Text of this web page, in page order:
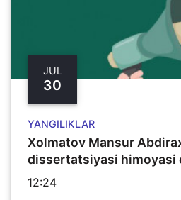
JUL
30
YANGILIKLAR
Xolmatov Mansur
dissertatsiyasi himoyasi
12:24